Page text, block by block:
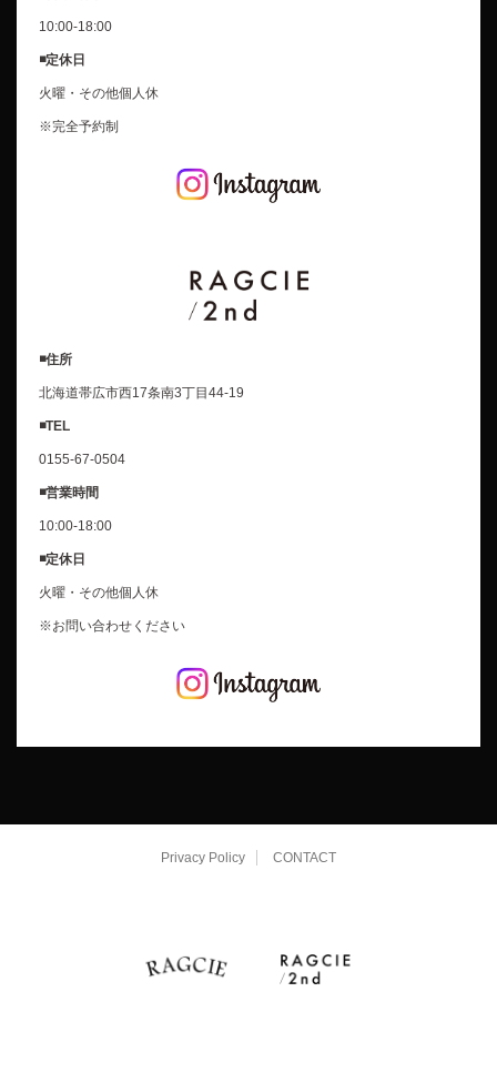
10:00-18:00
◾️定休日
火曜・その他個人休
※完全予約制
◾️住所
北海道帯広市西17条南3丁目44-19
◾️TEL
0155-67-0504
◾️営業時間
10:00-18:00
◾️定休日
火曜・その他個人休
※お問い合わせください
Privacy Policy CONTACT